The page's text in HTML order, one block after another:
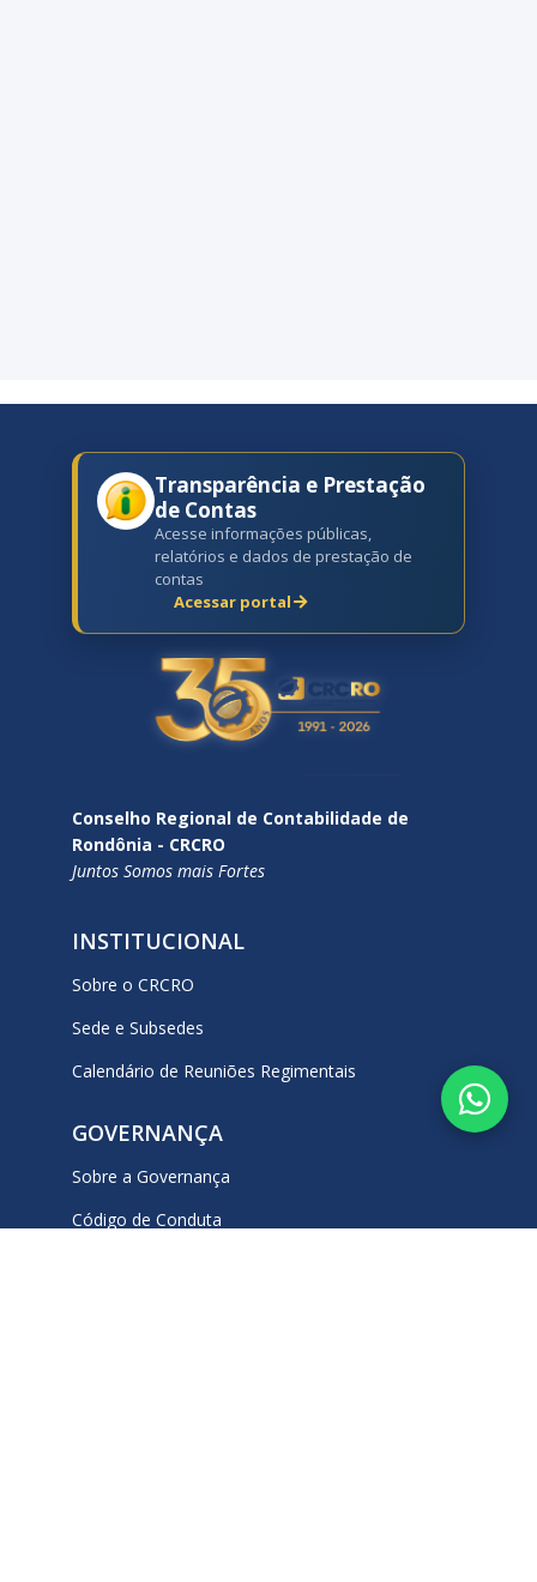
Transparência e Prestação
de Contas
Acesse informações públicas,
relatórios e dados de prestação de
contas
Acessar portal
Conselho Regional de Contabilidade de
Rondônia - CRCRO
Juntos Somos mais Fortes
INSTITUCIONAL
Sobre o CRCRO
Sede e Subsedes
Calendário de Reuniões Regimentais
GOVERNANÇA
Sobre a Governança
Código de Conduta